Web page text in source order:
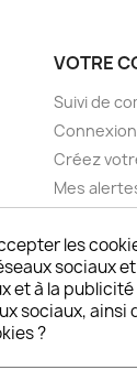
VOTRE
Suivi de
Connexion
Créez
Mes
les
sociaux
et à la
sociaux, ainsi
?